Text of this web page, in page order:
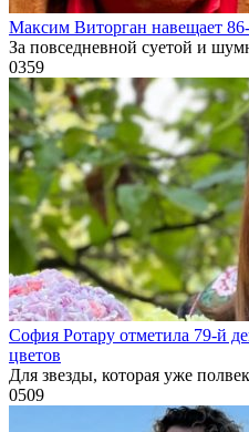
Максим Виторган навещает
За повседневной суетой и
0359
София Ротару отметила 79-й
цветов
Для звезды, которая уже
0509